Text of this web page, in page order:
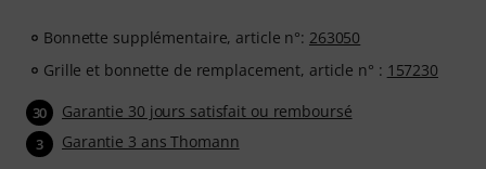
Bonnette supplémentaire, article n°: 263050
Grille et bonnette de remplacement, article n° : 157230
30 Garantie 30 jours satisfait ou remboursé
3 Garantie 3 ans Thomann